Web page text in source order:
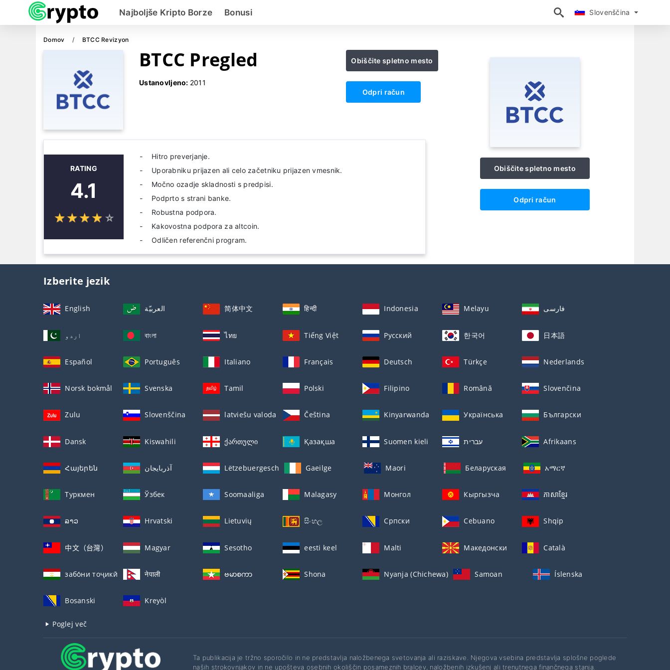
Slovenščina
Najboljše Kripto Borze Bonusi Slovenščina
Domov BTCC Revizyon
BTCC Pregled
Ustanovljeno: 2011
Obiščite spletno mesto
Odpri račun
RATING
4.1
☆☆☆☆ ☆
★★★★ ★
Hitro preverjanje.
Uporabniku prijazen ali celo začetniku prijazen vmesnik.
Močno ozadje skladnosti s predpisi.
Podprto s strani banke.
Robustna podpora.
Kakovostna podpora za altcoin.
Odličen referenčni program.
Obiščite spletno mesto
Odpri račun
Izberite jezik
English العربيّة 简体中文 हिन्दी Indonesia Melayu فارسی
اردو বাংলা ไทย Tiếng Việt Русский 한국어 日本語
Español Português Italiano Français Deutsch Türkçe Nederlands
Norsk bokmål Svenska Tamil Polski Filipino Română Slovenčina
Zulu Slovenščina latviešu valoda Čeština Kinyarwanda Українська Български
Dansk Kiswahili ქართული Қазақша Suomen kieli עברית Afrikaans
Հայերեն آذربايجان Lëtzebuergesch Gaeilge Maori Беларуская አማርኛ
Туркмен Ўзбек Soomaaliga Malagasy Монгол Кыргызча ភាសាខ្មែរ
ລາວ Hrvatski Lietuvių සිංහල Српски Cebuano Shqip
中文（台灣） Magyar Sesotho eesti keel Malti Македонски Català
забо́ни тоҷикӣ́ नेपाली ဗမာစကာ Shona Nyanja (Chichewa) Samoan Íslenska
Bosanski Kreyòl
Poglej več
Ta publikacija je tržno sporočilo in ne predstavlja naložbenega svetovanja ali raziskave. Njegova vsebina predstavlja splošne poglede
naših strokovnjakov in ne upošteva osebnih okoliščin posameznih bralcev, naložbenih izkušenj ali trenutnega finančnega stanja.